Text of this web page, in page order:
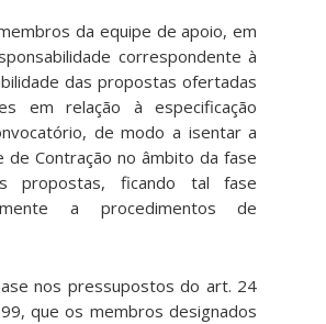
da equipe de apoio, em
correspondente à
das propostas ofertadas
em relação à especificação
de modo a isentar a
de Contração no âmbito da fase
propostas, ficando tal fase
a procedimentos de
nos pressupostos do art. 24
que os membros designados